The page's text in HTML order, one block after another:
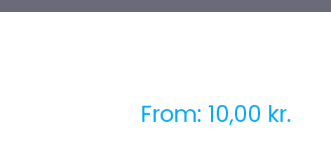
From: 10,00 kr.